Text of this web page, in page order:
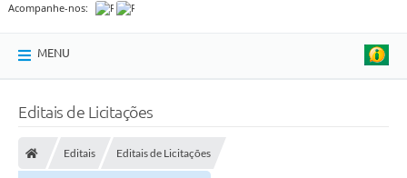
Acompanhe-nos:
MENU
Editais de Licitações
Editais Editais de Licitações